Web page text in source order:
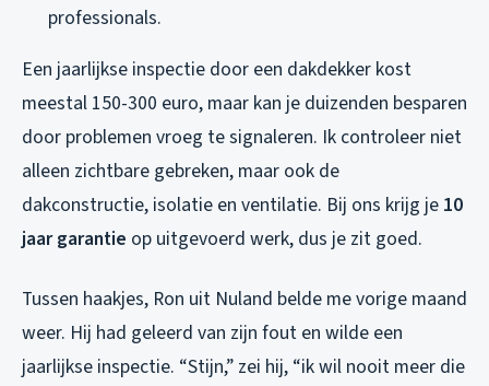
professionals.
Een jaarlijkse inspectie door een dakdekker kost
meestal 150-300 euro, maar kan je duizenden besparen
door problemen vroeg te signaleren. Ik controleer niet
alleen zichtbare gebreken, maar ook de
dakconstructie, isolatie en ventilatie. Bij ons krijg je 10
jaar garantie op uitgevoerd werk, dus je zit goed.
Tussen haakjes, Ron uit Nuland belde me vorige maand
weer. Hij had geleerd van zijn fout en wilde een
jaarlijkse inspectie. “Stijn,” zei hij, “ik wil nooit meer die